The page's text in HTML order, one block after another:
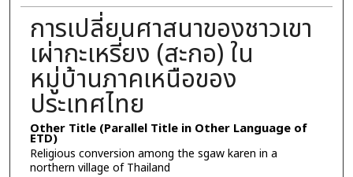
การเปลี่ยนศาสนาของชาวเขา
เผ่ากะเหรี่ยง (สะกอ) ใน
หมู่บ้านภาคเหนือของ
ประเทศไทย
Other Title (Parallel Title in Other Language of
ETD)
Religious conversion among the sgaw karen in a
northern village of Thailand